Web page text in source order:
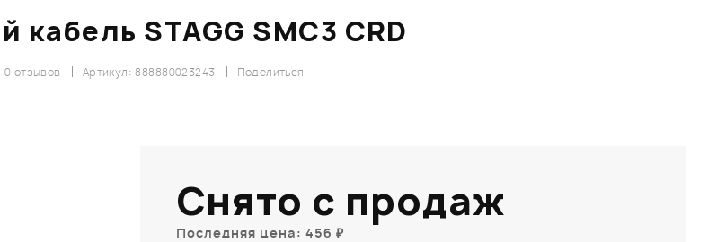
STAGG SMC3 CRD
Поделиться
Артикул: 888880023243
0 отзывов
Снято с продаж
Последняя цена: 456 ₽